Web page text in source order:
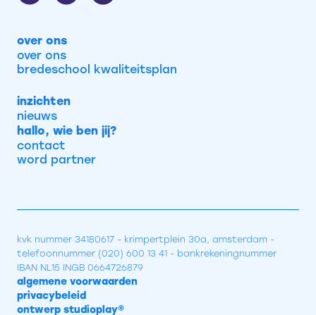
over ons
over ons
bredeschool kwaliteitsplan
inzichten
nieuws
hallo, wie ben jij?
contact
word partner
kvk nummer 34180617 - krimpertplein 30a, amsterdam -
telefoonnummer (020) 600 13 41 - bankrekeningnummer
IBAN NL15 INGB 0664726879
algemene voorwaarden
privacybeleid
ontwerp studioplay®